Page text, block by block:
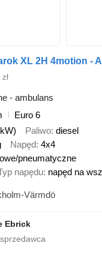
- ambulans
Euro 6
Paliwo diesel
Napęd 4x4
pneumatyczne
napędu napęd na
Värmdö
Ebrick